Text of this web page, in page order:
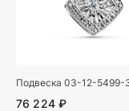
76 224 ₽